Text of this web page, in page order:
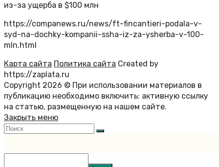
из-за ущерба в $100 млн
https://companews.ru/news/ft-fincantieri-podala-v-
syd-na-dochky-kompanii-ssha-iz-za-ysherba-v-100-
mln.html
Карта сайта Политика сайта Created by
https://zaplata.ru
Copyright 2026 © При использовании материалов в
публикацию необходимо включить: активную ссылку
на статью, размещенную на нашем сайте.
Закрыть меню